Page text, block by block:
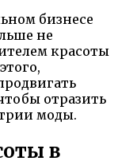
бизнесе
не
красоты
отразить
моды.
в